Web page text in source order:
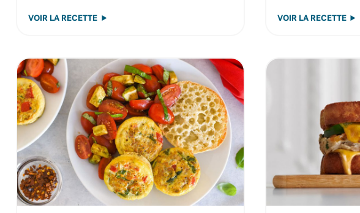
VOIR LA RECETTE VOIR LA RECETTE